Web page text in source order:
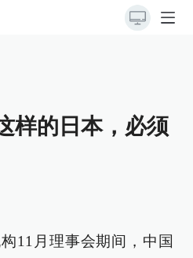
样的日本，必须
11月理事会期间，中国